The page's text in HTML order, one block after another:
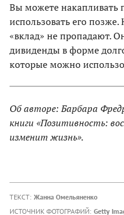
Вы можете накапливать
использовать его
«вклад» не пропадают.
дивиденды в форме
которые можно
Об авторе: Барбара
книги «Позитивность:
изменит жизнь».
ТЕКСТ: Жанна Омельяненко
ИСТОЧНИК ФОТОГРАФИЙ: Getty